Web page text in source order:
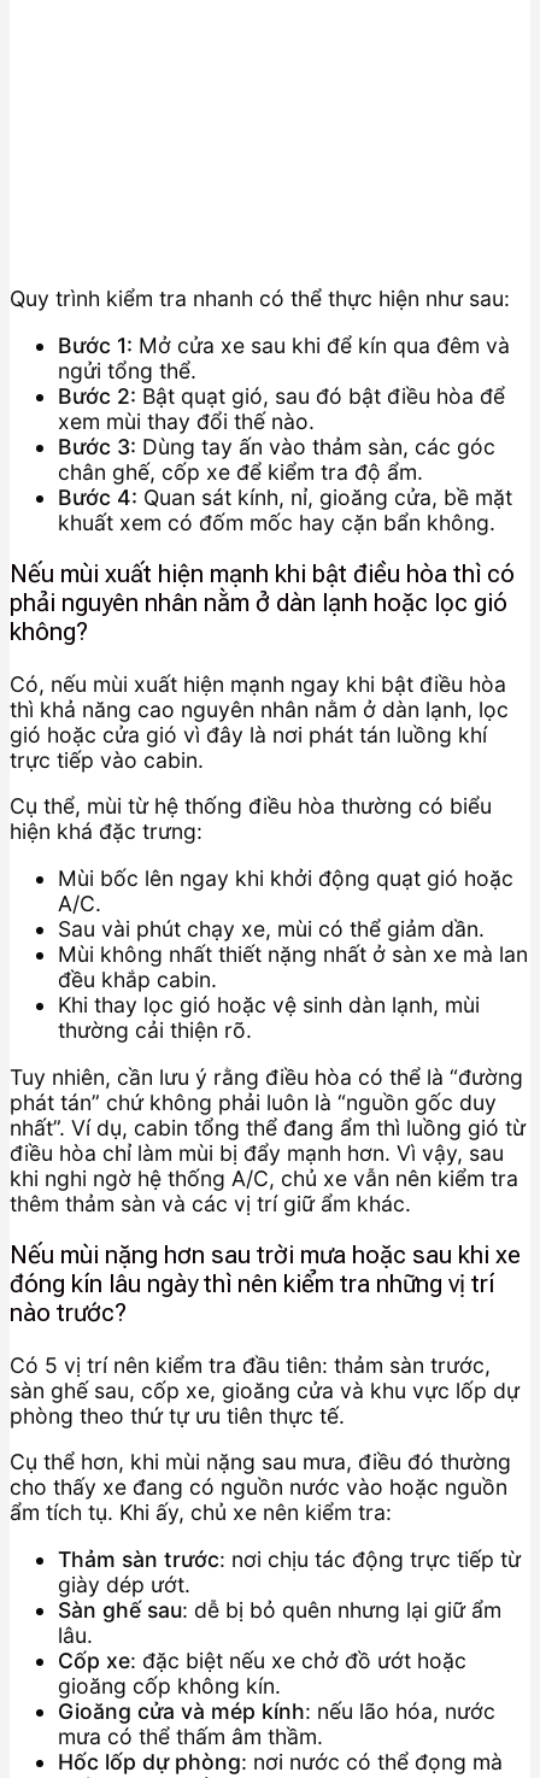
Quy trình kiểm tra nhanh có thể thực hiện như sau:
Bước 1: Mở cửa xe sau khi để kín qua đêm và
ngửi tổng thể.
Bước 2: Bật quạt gió, sau đó bật điều hòa để
xem mùi thay đổi thế nào.
Bước 3: Dùng tay ấn vào thảm sàn, các góc
chân ghế, cốp xe để kiểm tra độ ẩm.
Bước 4: Quan sát kính, nỉ, gioăng cửa, bề mặt
khuất xem có đốm mốc hay cặn bẩn không.
Nếu mùi xuất hiện mạnh khi bật điều hòa thì có
phải nguyên nhân nằm ở dàn lạnh hoặc lọc gió
không?
Có, nếu mùi xuất hiện mạnh ngay khi bật điều hòa
thì khả năng cao nguyên nhân nằm ở dàn lạnh, lọc
gió hoặc cửa gió vì đây là nơi phát tán luồng khí
trực tiếp vào cabin.
Cụ thể, mùi từ hệ thống điều hòa thường có biểu
hiện khá đặc trưng:
Mùi bốc lên ngay khi khởi động quạt gió hoặc
A/C.
Sau vài phút chạy xe, mùi có thể giảm dần.
Mùi không nhất thiết nặng nhất ở sàn xe mà lan
đều khắp cabin.
Khi thay lọc gió hoặc vệ sinh dàn lạnh, mùi
thường cải thiện rõ.
Tuy nhiên, cần lưu ý rằng điều hòa có thể là “đường
phát tán” chứ không phải luôn là “nguồn gốc duy
nhất”. Ví dụ, cabin tổng thể đang ẩm thì luồng gió từ
điều hòa chỉ làm mùi bị đẩy mạnh hơn. Vì vậy, sau
khi nghi ngờ hệ thống A/C, chủ xe vẫn nên kiểm tra
thêm thảm sàn và các vị trí giữ ẩm khác.
Nếu mùi nặng hơn sau trời mưa hoặc sau khi xe
đóng kín lâu ngày thì nên kiểm tra những vị trí
nào trước?
Có 5 vị trí nên kiểm tra đầu tiên: thảm sàn trước,
sàn ghế sau, cốp xe, gioăng cửa và khu vực lốp dự
phòng theo thứ tự ưu tiên thực tế.
Cụ thể hơn, khi mùi nặng sau mưa, điều đó thường
cho thấy xe đang có nguồn nước vào hoặc nguồn
ẩm tích tụ. Khi ấy, chủ xe nên kiểm tra:
Thảm sàn trước: nơi chịu tác động trực tiếp từ
giày dép ướt.
Sàn ghế sau: dễ bị bỏ quên nhưng lại giữ ẩm
lâu.
Cốp xe: đặc biệt nếu xe chở đồ ướt hoặc
gioăng cốp không kín.
Gioăng cửa và mép kính: nếu lão hóa, nước
mưa có thể thấm âm thầm.
Hốc lốp dự phòng: nơi nước có thể đọng mà